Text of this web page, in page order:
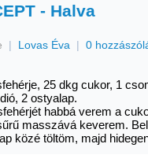
- Halva
| Lovas Éva | 0
25 dkg cukor, 1
2 ostyalap.
habbá verem a
masszává keverem.
közé töltöm, majd